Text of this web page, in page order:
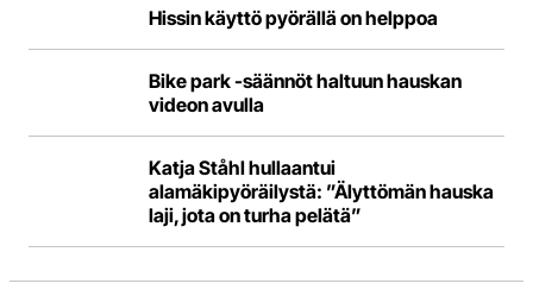
Hissin käyttö pyörällä on helppoa
Bike park -säännöt haltuun hauskan
videon avulla
Katja Ståhl hullaantui
alamäkipyöräilystä: ”Älyttömän hauska
laji, jota on turha pelätä”